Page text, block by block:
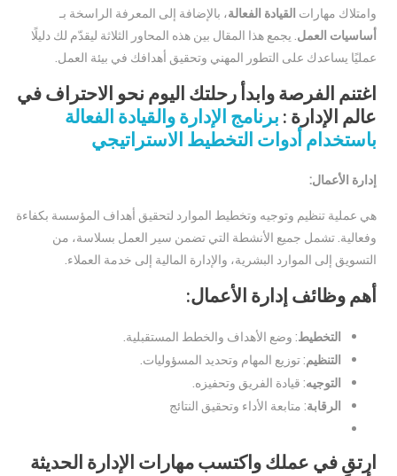
وامتلاك مهارات القيادة الفعالة، بالإضافة إلى المعرفة الراسخة بـ
أساسيات العمل. يجمع هذا المقال بين هذه المحاور الثلاثة ليقدّم لك دليلًا
عمليًا يساعدك على التطور المهني وتحقيق أهدافك في بيئة العمل.
اغتنم الفرصة وابدأ رحلتك اليوم نحو الاحتراف في
عالم الإدارة : برنامج الإدارة والقيادة الفعالة
باستخدام أدوات التخطيط الاستراتيجي
إدارة الأعمال:
هي عملية تنظيم وتوجيه وتخطيط الموارد لتحقيق أهداف المؤسسة بكفاءة
وفعالية. تشمل جميع الأنشطة التي تضمن سير العمل بسلاسة، من
التسويق إلى الموارد البشرية، والإدارة المالية إلى خدمة العملاء.
أهم وظائف إدارة الأعمال:
التخطيط: وضع الأهداف والخطط المستقبلية.
التنظيم: توزيع المهام وتحديد المسؤوليات.
التوجيه: قيادة الفريق وتحفيزه.
الرقابة: متابعة الأداء وتحقيق النتائج
ارتقِ في عملك واكتسب مهارات الإدارة الحديثة